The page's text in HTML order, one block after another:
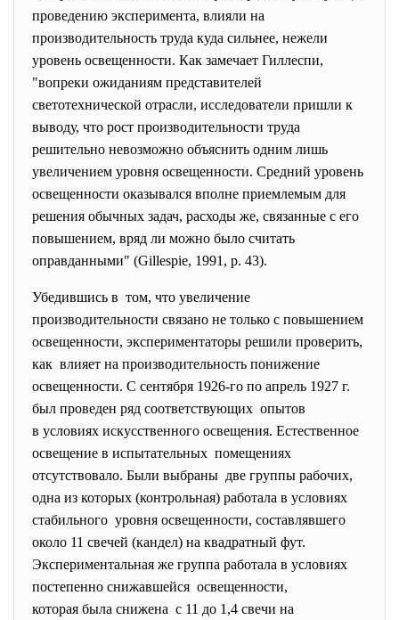
проведению эксперимента, влияли на
производительность труда куда сильнее, нежели
уровень освещенности. Как замечает Гиллеспи,
"вопреки ожиданиям представителей
светотехнической отрасли, исследователи пришли к
выводу, что рост производительности труда
решительно невозможно объяснить одним лишь
увеличением уровня освещенности. Средний уровень
освещенности оказывался вполне приемлемым для
решения обычных задач, расходы же, связанные с его
повышением, вряд ли можно было считать
оправданными" (Gillespie, 1991, р. 43).
Убедившись в том, что увеличение
производительности связано не только с повышением
освещенности, экспериментаторы решили проверить,
как влияет на производительность понижение
освещенности. С сентября 1926-го по апрель 1927 г.
был проведен ряд соответствующих опытов
в условиях искусственного освещения. Естественное
освещение в испытательных помещениях
отсутствовало. Были выбраны две группы рабочих,
одна из которых (контрольная) работала в условиях
стабильного уровня освещенности, составлявшего
около 11 свечей (кандел) на квадратный фут.
Экспериментальная же группа работала в условиях
постепенно снижавшейся освещенности,
которая была снижена с 11 до 1,4 свечи на